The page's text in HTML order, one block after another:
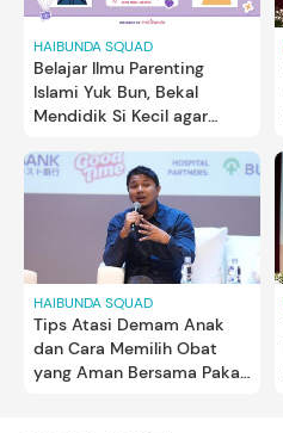
HAIBUNDA SQUAD
Belajar Ilmu Parenting
Islami Yuk Bun, Bekal
Mendidik Si Kecil agar
HAIBUNDA SQUAD
Tips Atasi Demam Anak
dan Cara Memilih Obat
yang Aman Bersama Pakar